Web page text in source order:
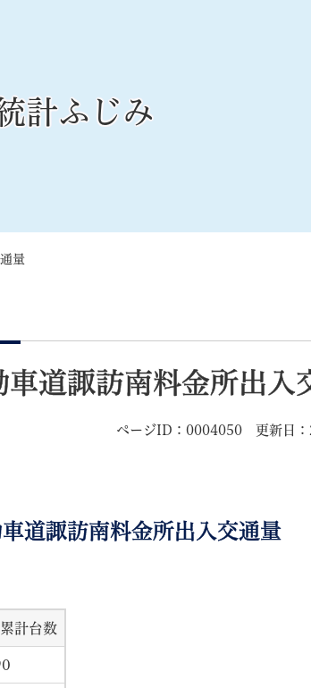
ページ PDF 記事ID検索
準
計ふじみ
量
車道諏訪南料金所出入
ページID：0004050 更新日
道諏訪南料金所出入交通量
計台数